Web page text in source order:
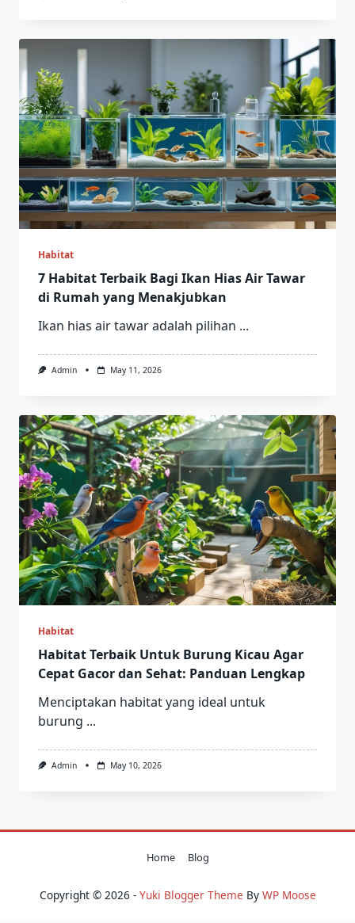
Habitat
7 Habitat Terbaik Bagi Ikan Hias Air Tawar
di Rumah yang Menakjubkan
Ikan hias air tawar adalah pilihan ...
Admin May 11, 2026
Habitat
Habitat Terbaik Untuk Burung Kicau Agar
Cepat Gacor dan Sehat: Panduan Lengkap
Menciptakan habitat yang ideal untuk
burung ...
Admin May 10, 2026
Home Blog
Copyright © 2026 - Yuki Blogger Theme By WP Moose